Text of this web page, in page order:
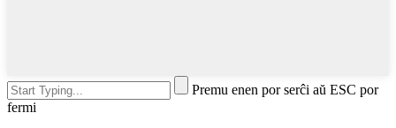
Premu enen por serĉi aŭ ESC por
fermi